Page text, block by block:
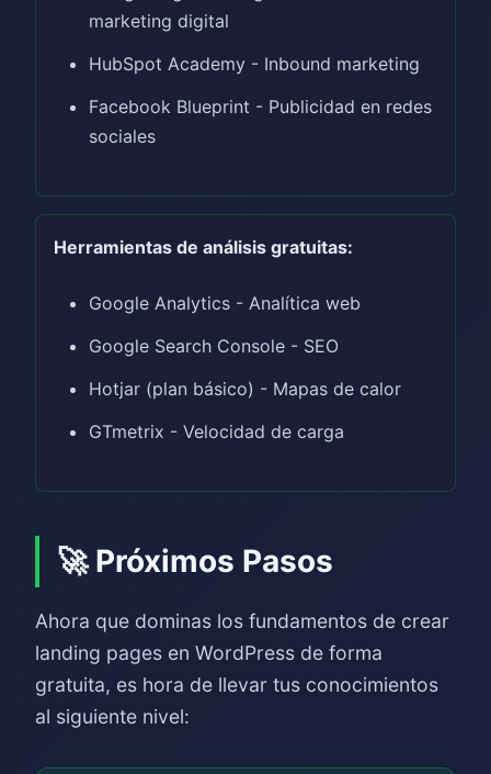
marketing digital
HubSpot Academy - Inbound marketing
Facebook Blueprint - Publicidad en redes
sociales
Herramientas de análisis gratuitas:
Google Analytics - Analítica web
Google Search Console - SEO
Hotjar (plan básico) - Mapas de calor
GTmetrix - Velocidad de carga
🚀 Próximos Pasos
Ahora que dominas los fundamentos de crear
landing pages en WordPress de forma
gratuita, es hora de llevar tus conocimientos
al siguiente nivel: